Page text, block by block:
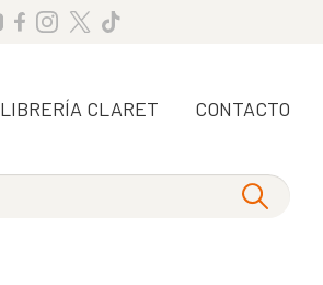
LIBRERÍA CLARET CONTACTO